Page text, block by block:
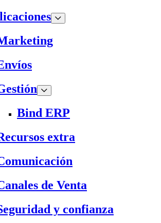
Bind ERP
extra
de Venta
y confianza